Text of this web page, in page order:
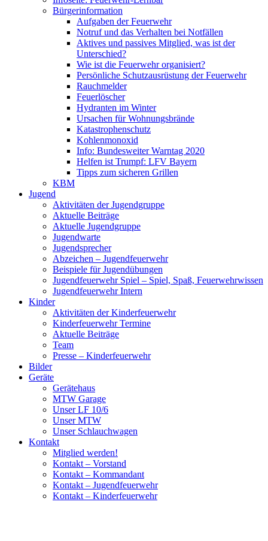
Bürgerinformation
Aufgaben der Feuerwehr
Notruf und das Verhalten bei Notfällen
Aktives und passives Mitglied, was ist der
Unterschied?
Wie ist die Feuerwehr organisiert?
Persönliche Schutzausrüstung der Feuerwehr
Rauchmelder
Feuerlöscher
Hydranten im Winter
Ursachen für Wohnungsbrände
Katastrophenschutz
Kohlenmonoxid
Info: Bundesweiter Warntag 2020
Helfen ist Trumpf: LFV Bayern
Tipps zum sicheren Grillen
KBM
Jugend
Aktivitäten der Jugendgruppe
Aktuelle Beiträge
Aktuelle Jugendgruppe
Jugendwarte
Jugendsprecher
Abzeichen – Jugendfeuerwehr
Beispiele für Jugendübungen
Jugendfeuerwehr Spiel – Spiel, Spaß, Feuerwehrwissen
Jugendfeuerwehr Intern
Kinder
Aktivitäten der Kinderfeuerwehr
Kinderfeuerwehr Termine
Aktuelle Beiträge
Team
Presse – Kinderfeuerwehr
Bilder
Geräte
Gerätehaus
MTW Garage
Unser LF 10/6
Unser MTW
Unser Schlauchwagen
Kontakt
Mitglied werden!
Kontakt – Vorstand
Kontakt – Kommandant
Kontakt – Jugendfeuerwehr
Kontakt – Kinderfeuerwehr